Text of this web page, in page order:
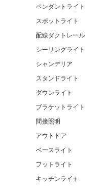
ペンダントライト
スポットライト
配線ダクトレール
シーリングライト
シャンデリア
スタンドライト
ダウンライト
ブラケットライト
間接照明
アウトドア
ベースライト
フットライト
キッチンライト